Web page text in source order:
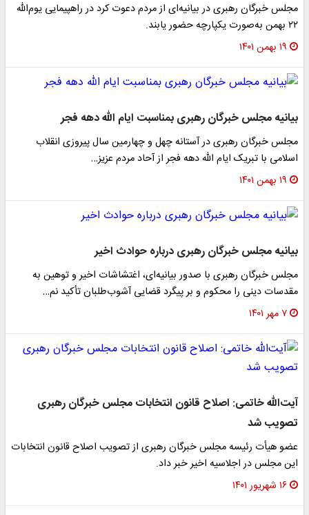
مجلس خبرگان رهبری در بیانیه‌ای از مردم دعوت کرد در راهپیمایی یوم‌الله
۲۲ بهمن به‌صورت یکپارچه حضور یابند.
۱۹ بهمن ۱۴۰۱
بیانیه مجلس خبرگان رهبری بمناسبت ایام الله دهه فجر
مجلس خبرگان رهبری در آستانه چهل و چهارمین سال پیروزی انقلاب
اسلامی با تبریک ایام الله دهه فجر از آحاد مردم عزیز…
۱۹ بهمن ۱۴۰۱
بیانیه مجلس خبرگان رهبری درباره حوادث اخیر
مجلس خبرگان رهبری با صدور بیانیه‌ای، اغتشاشات اخیر و توهین به
مقدسات دینی را محکوم و بر پیگرد قضایی آشوب‌طلبان تأکید نم…
۷ مهر ۱۴۰۱
آیت‌الله خاتمی: اصلاح قانون انتخابات مجلس خبرگان رهبری
تصویب شد
عضو هیأت رئیسه مجلس خبرگان رهبری از تصویب اصلاح قانون انتخابات
این مجلس در اجلاسیه اخیر خبر داد.
۱۶ شهریور ۱۴۰۱